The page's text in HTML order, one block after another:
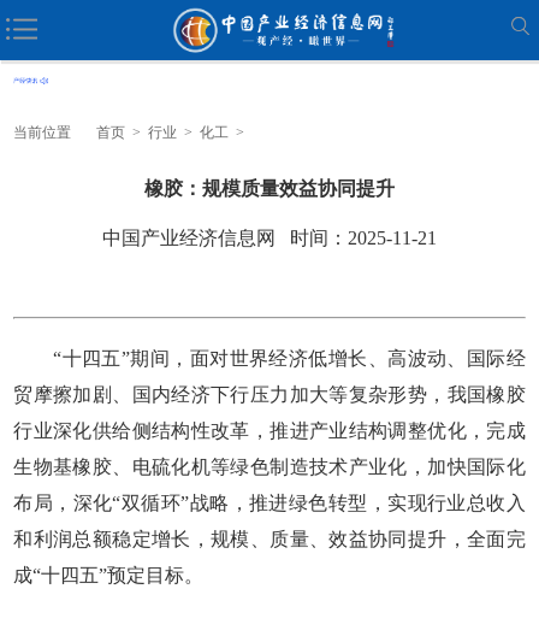
当前位置 首页 > 行业 > 化工 >
橡胶：规模质量效益协同提升
中国产业经济信息网 时间：2025-11-21
“十四五”期间，面对世界经济低增长、高波动、国际经
贸摩擦加剧、国内经济下行压力加大等复杂形势，我国橡胶
行业深化供给侧结构性改革，推进产业结构调整优化，完成
生物基橡胶、电硫化机等绿色制造技术产业化，加快国际化
布局，深化“双循环”战略，推进绿色转型，实现行业总收入
和利润总额稳定增长，规模、质量、效益协同提升，全面完
成“十四五”预定目标。